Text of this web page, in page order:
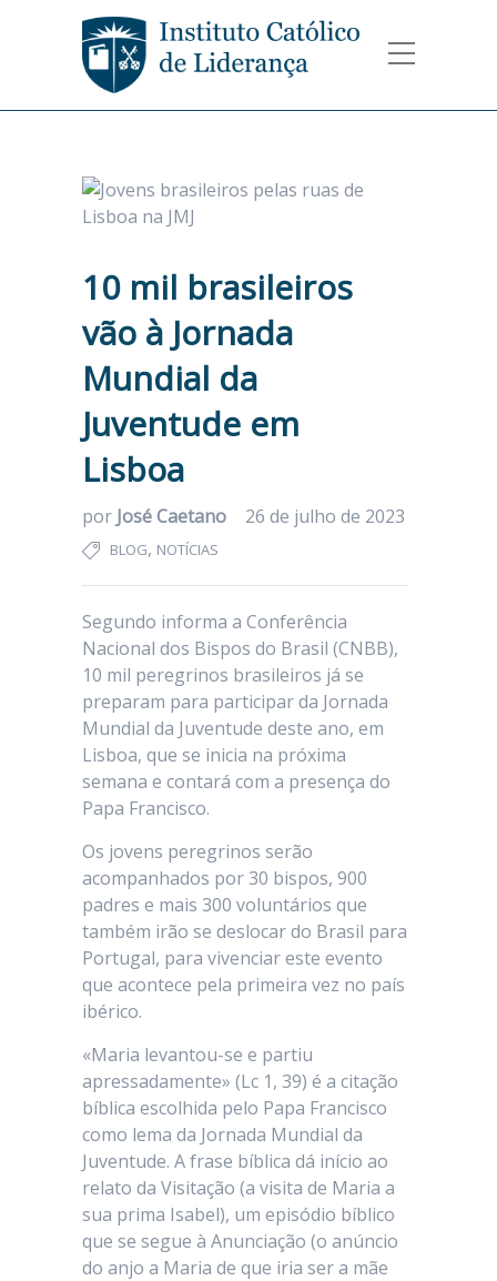
10 mil brasileiros
vão à Jornada
Mundial da
Juventude em
Lisboa
por José Caetano 26 de julho de 2023
BLOG, NOTÍCIAS
Segundo informa a Conferência
Nacional dos Bispos do Brasil (CNBB),
10 mil peregrinos brasileiros já se
preparam para participar da Jornada
Mundial da Juventude deste ano, em
Lisboa, que se inicia na próxima
semana e contará com a presença do
Papa Francisco.
Os jovens peregrinos serão
acompanhados por 30 bispos, 900
padres e mais 300 voluntários que
também irão se deslocar do Brasil para
Portugal, para vivenciar este evento
que acontece pela primeira vez no país
ibérico.
«Maria levantou-se e partiu
apressadamente» (Lc 1, 39) é a citação
bíblica escolhida pelo Papa Francisco
como lema da Jornada Mundial da
Juventude. A frase bíblica dá início ao
relato da Visitação (a visita de Maria a
sua prima Isabel), um episódio bíblico
que se segue à Anunciação (o anúncio
do anjo a Maria de que iria ser a mãe